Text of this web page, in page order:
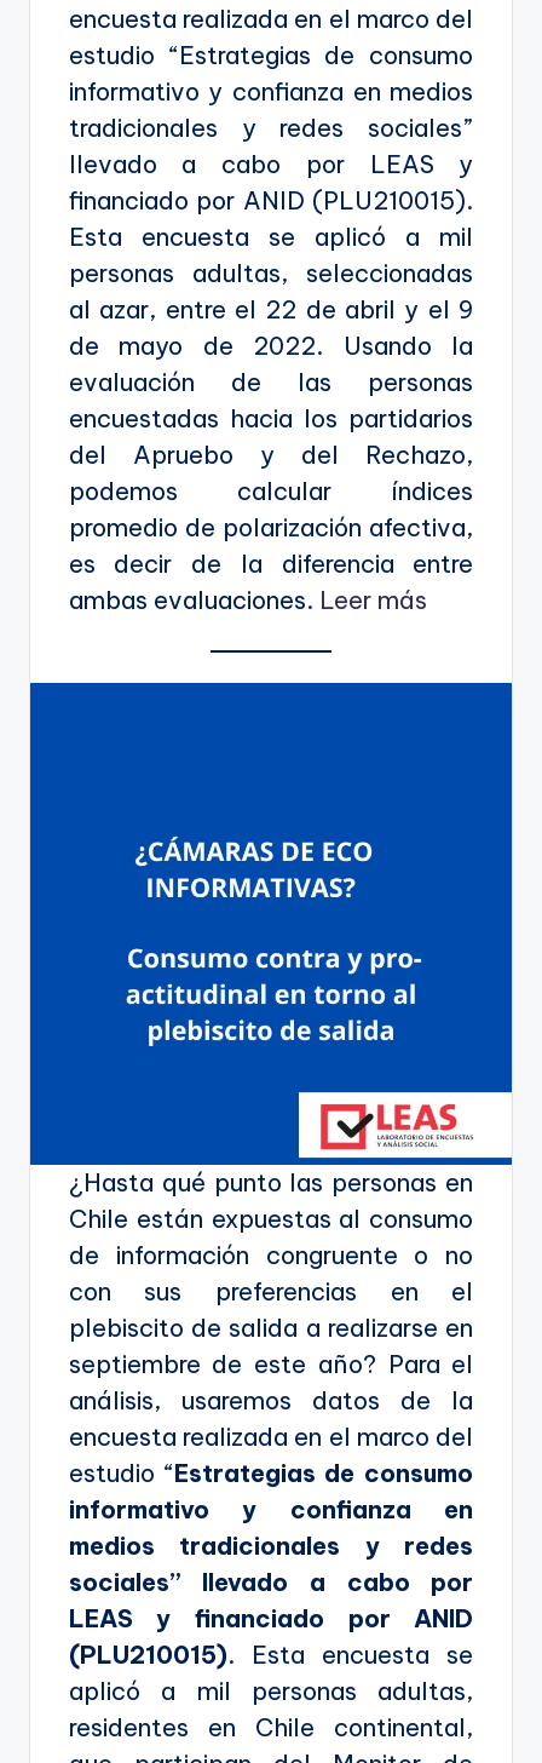
encuesta realizada en el marco del
estudio “Estrategias de consumo
informativo y confianza en medios
tradicionales y redes sociales”
llevado a cabo por LEAS y
financiado por ANID (PLU210015).
Esta encuesta se aplicó a mil
personas adultas, seleccionadas
al azar, entre el 22 de abril y el 9
de mayo de 2022. Usando la
evaluación de las personas
encuestadas hacia los partidarios
del Apruebo y del Rechazo,
podemos calcular índices
promedio de polarización afectiva,
es decir de la diferencia entre
ambas evaluaciones. Leer más
¿Hasta qué punto las personas en
Chile están expuestas al consumo
de información congruente o no
con sus preferencias en el
plebiscito de salida a realizarse en
septiembre de este año? Para el
análisis, usaremos datos de la
encuesta realizada en el marco del
estudio “Estrategias de consumo
informativo y confianza en
medios tradicionales y redes
sociales” llevado a cabo por
LEAS y financiado por ANID
(PLU210015). Esta encuesta se
aplicó a mil personas adultas,
residentes en Chile continental,